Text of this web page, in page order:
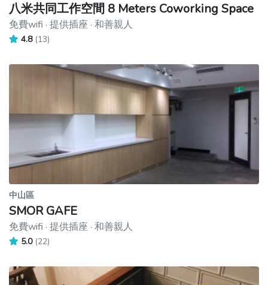
八米共同工作空間 8 Meters Coworking Space
免費wifi · 提供插座 · 和善親人
4.8 (13)
中山區
SMOR GAFE
免費wifi · 提供插座 · 和善親人
5.0 (22)